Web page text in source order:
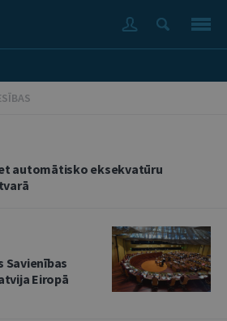
automātisko eksekvatūru
Savienības
Eiropā